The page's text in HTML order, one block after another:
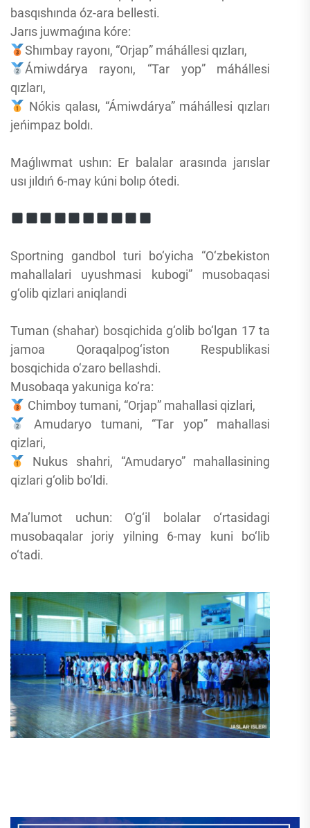
basqıshında óz-ara bellesti.
Jarıs juwmaǵına kóre:
Shımbay rayonı, “Orjap” máhállesi qızları,
Ámiwdárya rayonı, “Tar yop” máhállesi
qızları,
Nókis qalası, “Ámiwdárya” máhállesi qızları
jeńimpaz boldı.
Maǵlıwmat ushın: Er balalar arasında jarıslar
usı jıldıń 6-may kúni bolıp ótedi.
Sportning gandbol turi bo‘yicha “O‘zbekiston
mahallalari uyushmasi kubogi” musobaqasi
g‘olib qizlari aniqlandi
Tuman (shahar) bosqichida g‘olib bo‘lgan 17 ta
jamoa Qoraqalpog‘iston Respublikasi
bosqichida o‘zaro bellashdi.
Musobaqa yakuniga ko‘ra:
Chimboy tumani, “Orjap” mahallasi qizlari,
Amudaryo tumani, “Tar yop” mahallasi
qizlari,
Nukus shahri, “Amudaryo” mahallasining
qizlari g‘olib bo‘ldi.
Ma’lumot uchun: O‘g‘il bolalar o‘rtasidagi
musobaqalar joriy yilning 6-may kuni bo‘lib
o‘tadi.